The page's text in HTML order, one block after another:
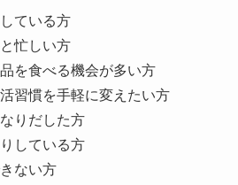
ている方
忙しい方
を食べる機会が多い方
習慣を手軽に変えたい方
りだした方
している方
ない方